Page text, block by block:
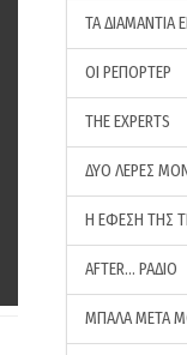
ΤΑ ΔΙΑΜΑΝΤΙΑ
ΟΙ ΡΕΠΟΡΤΕΡ
THE EXPERTS
ΔΥΟ ΛΕΡΕΣ
Η ΕΦΕΣΗ ΤΗΣ
AFTER… ΡΑΔΙΟ
ΜΠΑΛΑ ΜΕΤΑ